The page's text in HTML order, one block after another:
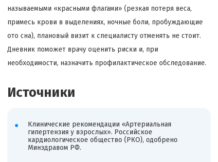
называемыми «красными флагами» (резкая потеря веса,
примесь крови в выделениях, ночные боли, пробуждающие
ото сна), плановый визит к специалисту отменять не стоит.
Дневник поможет врачу оценить риски и, при
необходимости, назначить профилактическое обследование.
Источники
Клинические рекомендации «Артериальная
гипертензия у взрослых». Российское
кардиологическое общество (РКО), одобрено
Минздравом РФ.